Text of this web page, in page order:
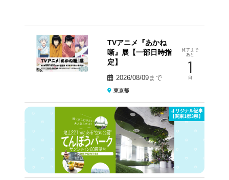
TVアニメ『あかね
噺』展【一部日時指
定】
2026/08/09まで
東京都
終了まで
あと
1
日
オリジナル記事
【関東1都3県】